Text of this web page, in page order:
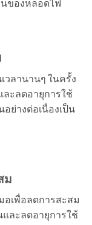
ของหลอดไฟ
วลานานๆ ในครั้ง
ละลดอายุการใช้
ย่างต่อเนื่องเป็น
ม
อเพื่อลดการสะสม
ละลดอายุการใช้